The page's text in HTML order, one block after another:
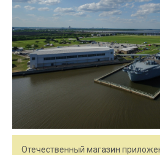
Отечественный магазин